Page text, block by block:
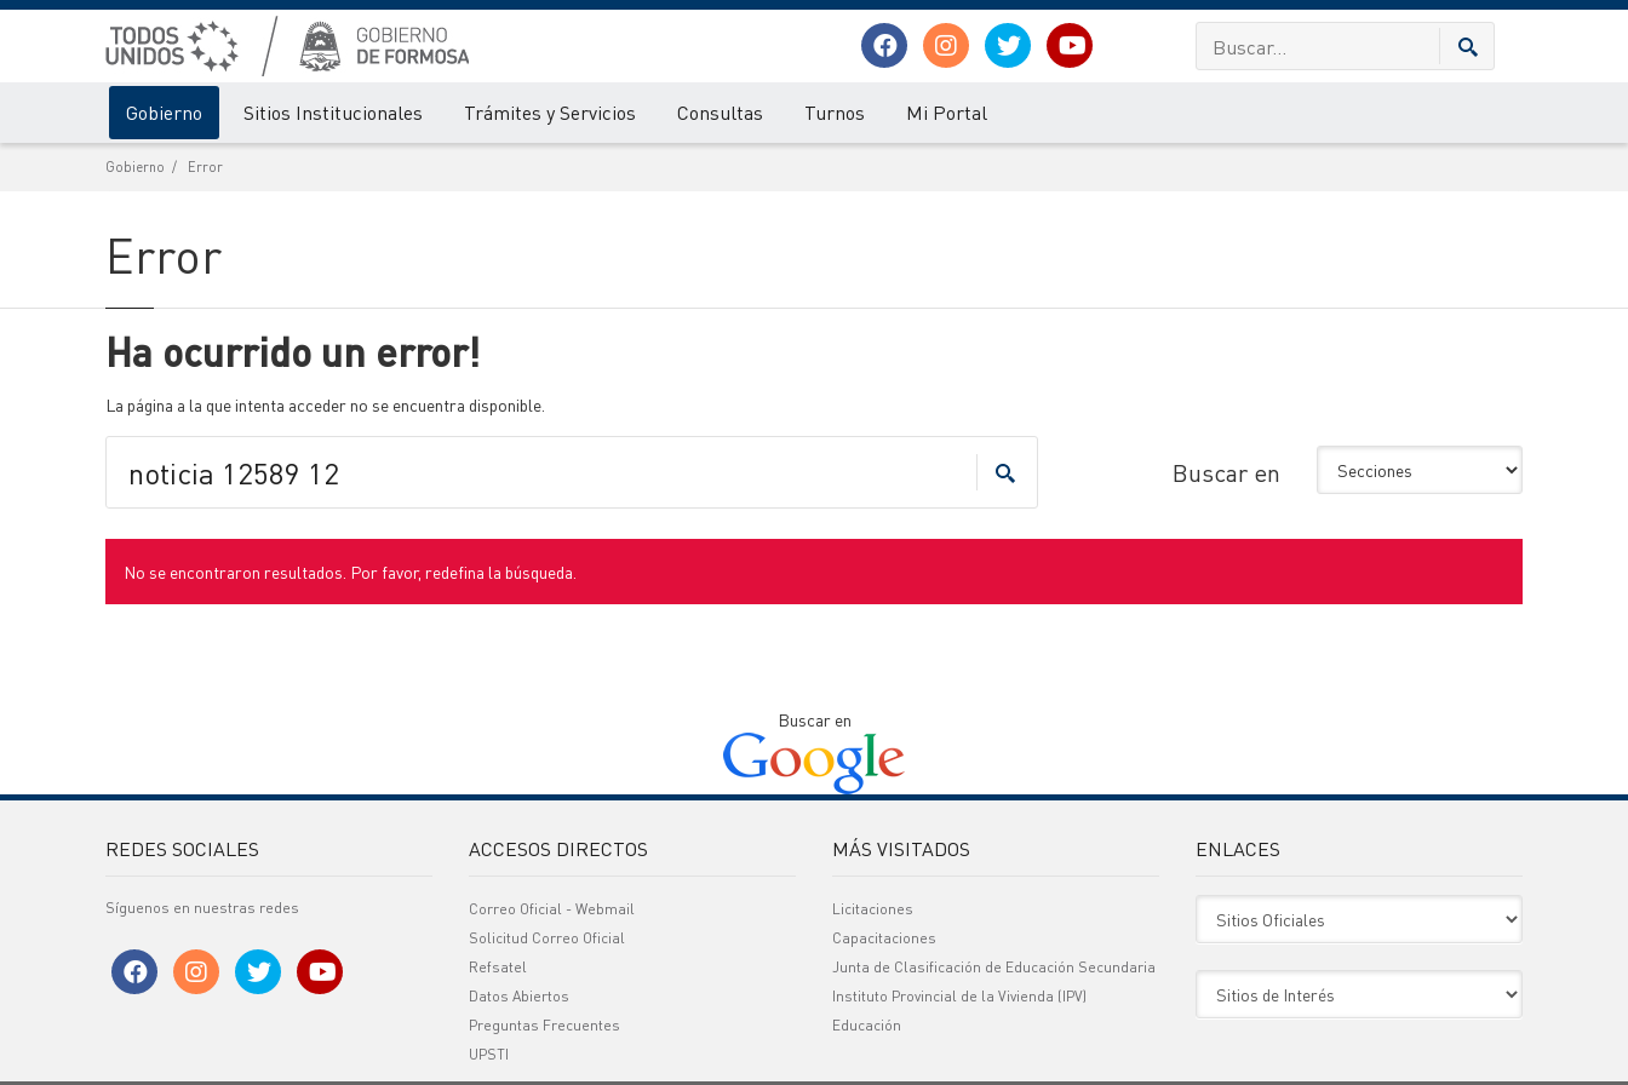
Gobierno Sitios Institucionales Trámites y Servicios Consultas Turnos Mi Portal
Gobierno Error
Error
Ha ocurrido un error!
La página a la que intenta acceder no se encuentra disponible.
Buscar en
No se encontraron resultados. Por favor, redefina la búsqueda.
Buscar en
REDES SOCIALES
Síguenos en nuestras redes
ACCESOS DIRECTOS
Correo Oficial - Webmail
Solicitud Correo Oficial
Refsatel
Datos Abiertos
Preguntas Frecuentes
UPSTI
MÁS VISITADOS
Licitaciones
Capacitaciones
Junta de Clasificación de Educación Secundaria
Instituto Provincial de la Vivienda (IPV)
Educación
ENLACES